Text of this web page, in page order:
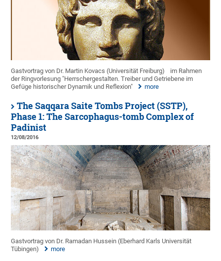
Gastvortrag von Dr. Martin Kovacs (Universität Freiburg)
im Rahmen
der Ringvorlesung "Herrschergestalten. Treiber und Getriebene im
Gefüge historischer Dynamik und Reflexion"
more
The Saqqara Saite Tombs Project (SSTP),
Phase 1: The Sarcophagus-tomb Complex of
Padinist
12/08/2016
Gastvortrag von Dr. Ramadan Hussein (Eberhard Karls Universität
Tübingen)
more